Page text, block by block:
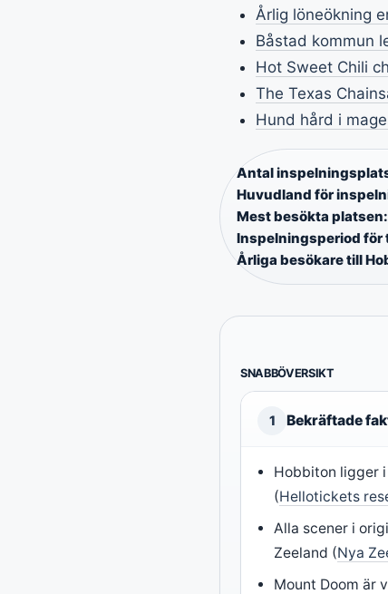
Årlig löneökning
Båstad kommun
Hot Sweet Chili
The Texas
Hund hård i
Antal
Huvudland för
Mest besökta platsen:
Inspelningsperiod för
Årliga besökare till
SNABBÖVERSIKT
1 Bekräftade
Hobbiton ligger
(Hellotickets
Alla scener i
Zeeland (Nya
Mount Doom är